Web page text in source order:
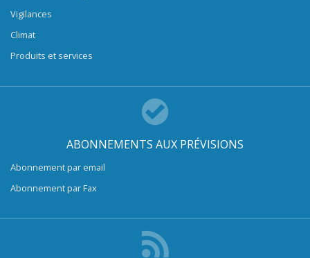
Vigilances
Climat
Produits et services
ABONNEMENTS AUX PRÉVISIONS
Abonnement par email
Abonnement par Fax